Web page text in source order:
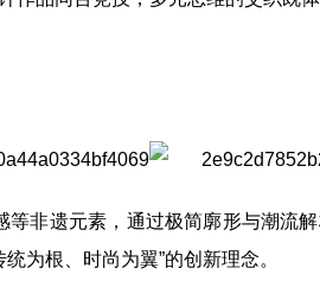
非遗元素，通过极简廓形与潮流
为根、时尚为翼”的创新理念。